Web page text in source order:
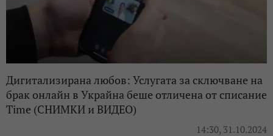
Дигитализирана любов: Услугата за сключване на
брак онлайн в Украйна беше отличена от списание
Time (СНИМКИ и ВИДЕО)
14:30, 31.10.2024